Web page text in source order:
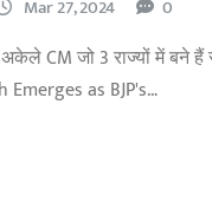
Mar 27, 2024 0
CM जो 3 राज्यों में बने हैं
as BJP's…